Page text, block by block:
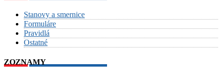
Stanovy a smernice
Formuláre
Pravidlá
Ostatné
ZOZNAMY